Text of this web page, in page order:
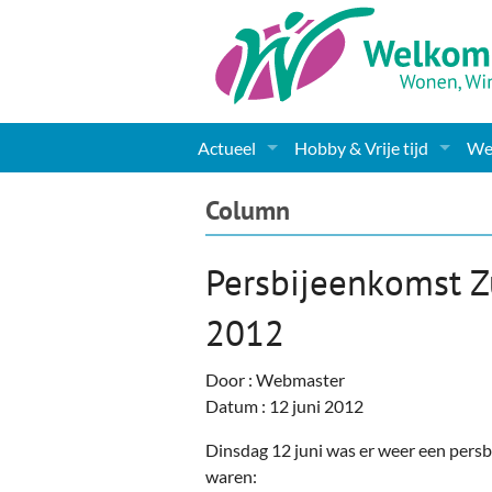
Actueel
Nieuws
Gemeente informatie
Dorpen
Columns & Redactioneel
Hobby & Vrije tijd
Kunst
Podia & Dorpshuizen
Column
Persbijeenkomst
2012
Door : Webmaster
Datum : 12 juni 2012
Dinsdag 12 juni was er weer een
waren: